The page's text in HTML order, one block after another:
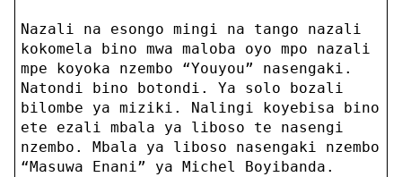
Nazali na esongo mingi na tango nazali
kokomela bino mwa maloba oyo mpo nazali
mpe koyoka nzembo “Youyou” nasengaki.
Natondi bino botondi. Ya solo bozali
bilombe ya miziki. Nalingi koyebisa bino
ete ezali mbala ya liboso te nasengi
nzembo. Mbala ya liboso nasengaki nzembo
“Masuwa Enani” ya Michel Boyibanda.